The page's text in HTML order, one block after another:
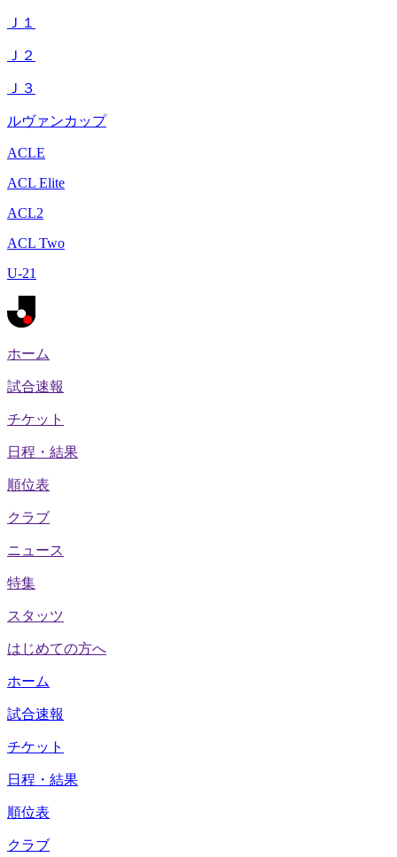
Ｊ１
Ｊ２
Ｊ３
ルヴァンカップ
ACLE
ACL Elite
ACL2
ACL Two
U-21
ホーム
試合速報
チケット
日程・結果
順位表
クラブ
ニュース
特集
スタッツ
はじめての方へ
ホーム
試合速報
チケット
日程・結果
順位表
クラブ